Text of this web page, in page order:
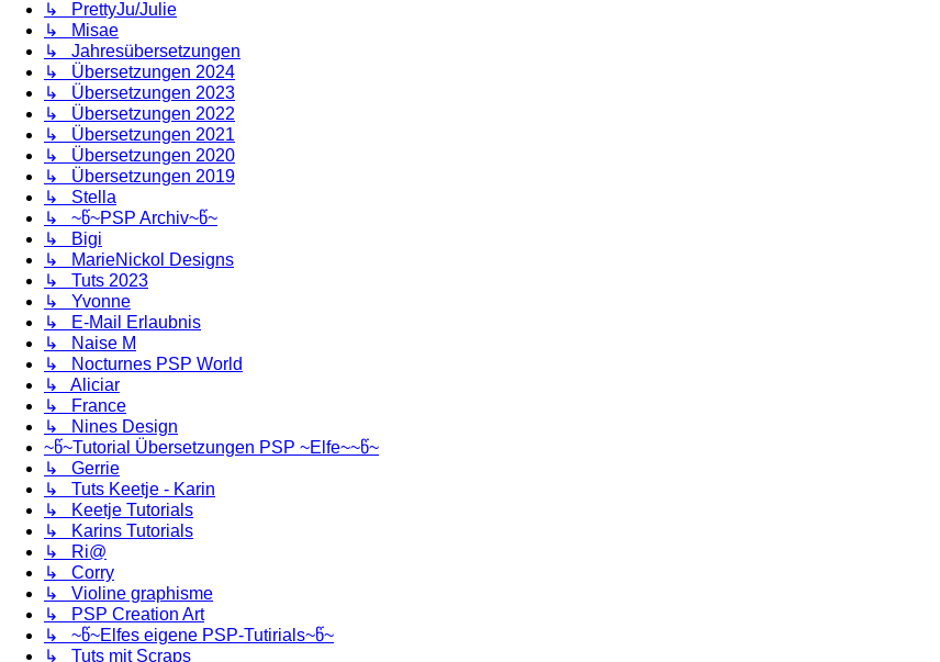
↳ PrettyJu/Julie
↳ Misae
↳ Jahresübersetzungen
↳ Übersetzungen 2024
↳ Übersetzungen 2023
↳ Übersetzungen 2022
↳ Übersetzungen 2021
↳ Übersetzungen 2020
↳ Übersetzungen 2019
↳ Stella
↳ ~წ~PSP Archiv~წ~
↳ Bigi
↳ MarieNickol Designs
↳ Tuts 2023
↳ Yvonne
↳ E-Mail Erlaubnis
↳ Naise M
↳ Nocturnes PSP World
↳ Aliciar
↳ France
↳ Nines Design
~წ~Tutorial Übersetzungen PSP ~Elfe~~წ~
↳ Gerrie
↳ Tuts Keetje - Karin
↳ Keetje Tutorials
↳ Karins Tutorials
↳ Ri@
↳ Corry
↳ Violine graphisme
↳ PSP Creation Art
↳ ~წ~Elfes eigene PSP-Tutirials~წ~
↳ Tuts mit Scraps